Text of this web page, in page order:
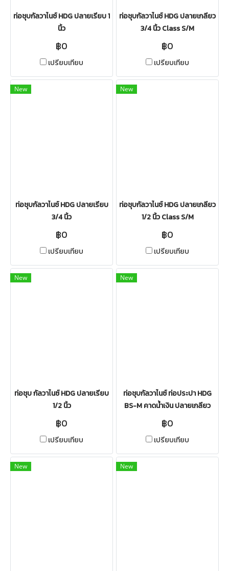
ท่อชุบกัลวาไนซ์ HDG ปลายเรียบ 1
นิ้ว
฿0
เปรียบเทียบ
ท่อชุบกัลวาไนซ์ HDG ปลายเกลียว
3/4 นิ้ว Class S/M
฿0
เปรียบเทียบ
New
ท่อชุบกัลวาไนซ์ HDG ปลายเรียบ
3/4 นิ้ว
฿0
เปรียบเทียบ
New
ท่อชุบกัลวาไนซ์ HDG ปลายเกลียว
1/2 นิ้ว Class S/M
฿0
เปรียบเทียบ
New
ท่อชุบ กัลวาไนซ์ HDG ปลายเรียบ
1/2 นิ้ว
฿0
เปรียบเทียบ
New
ท่อชุบกัลวาไนซ์ ท่อประปา HDG
BS-M คาดน้ำเงิน ปลายเกลียว
฿0
เปรียบเทียบ
New New